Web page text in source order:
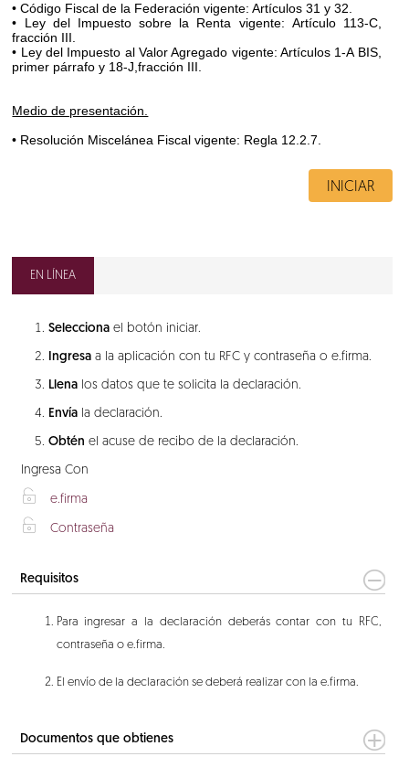
• Código Fiscal de la Federación vigente: Artículos 31 y 32.
• Ley del Impuesto sobre la Renta vigente: Artículo 113-C,
fracción III.
• Ley del Impuesto al Valor Agregado vigente: Artículos 1-A BIS,
primer párrafo y 18-J,fracción III.
Medio de presentación.
• Resolución Miscelánea Fiscal vigente: Regla 12.2.7.
INICIAR
EN LÍNEA
Selecciona el botón iniciar.
Ingresa a la aplicación con tu RFC y contraseña o e.firma.
Llena los datos que te solicita la declaración.
Envía la declaración.
Obtén el acuse de recibo de la declaración.
Ingresa Con
X e.firma
X Contraseña
Requisitos
Para ingresar a la declaración deberás contar con tu RFC,
contraseña o e.firma.
El envío de la declaración se deberá realizar con la e.firma.
Documentos que obtienes